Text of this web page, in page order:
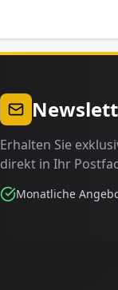
Erhalten Sie
direkt in Ihr
Monatliche